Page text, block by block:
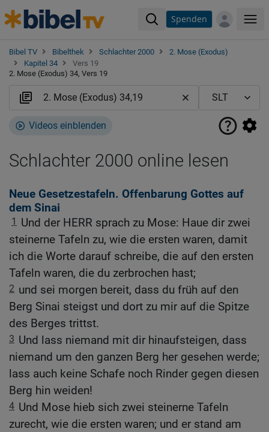
Spenden
Bibel TV Bibelthek Schlachter 2000
2. Mose (Exodus)
Kapitel 34
Vers 19
2. Mose (Exodus) 34, Vers 19
Videos einblenden
Schlachter 2000 online lesen
Neue Gesetzestafeln. Offenbarung Gottes auf
dem Sinai
1
Und der HERR sprach zu Mose: Haue dir zwei
steinerne Tafeln zu, wie die ersten waren, damit
ich die Worte darauf schreibe, die auf den ersten
Tafeln waren, die du zerbrochen hast;
2 und sei morgen bereit, dass du früh auf den
Berg Sinai steigst und dort zu mir auf die Spitze
des Berges trittst.
3 Und lass niemand mit dir hinaufsteigen, dass
niemand um den ganzen Berg her gesehen werde;
lass auch keine Schafe noch Rinder gegen diesen
Berg hin weiden!
4 Und Mose hieb sich zwei steinerne Tafeln
zurecht, wie die ersten waren; und er stand am